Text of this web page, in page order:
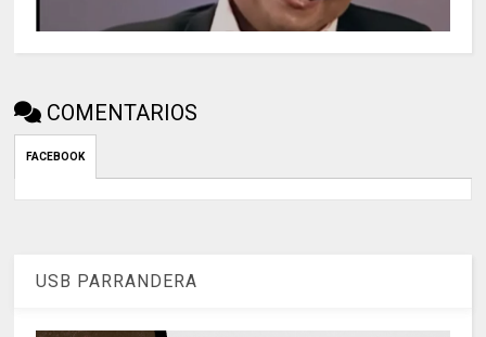
COMENTARIOS
FACEBOOK
USB PARRANDERA